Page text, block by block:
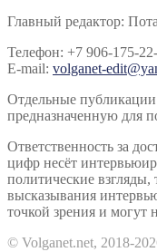
Главный редактор:
Телефон: +7 906-175-
E-mail: volganet-
Отдельные
предназначенную для
Ответственность за
цифр несёт
политические
высказывания
точкой зрения и могут
© Volganet.net, 2018-